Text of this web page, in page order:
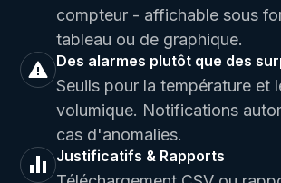
compteur - affichable sous
tableau ou de graphique.
Des alarmes plutôt que des
Seuils pour la température et
volumique. Notifications
cas d'anomalies.
Justificatifs & Rapports